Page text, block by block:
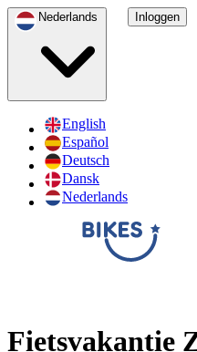
English
Español
Deutsch
Dansk
Nederlands
Inloggen
Fietsvakantie